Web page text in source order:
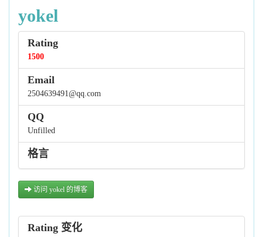
yokel
Rating
1500
Email
2504639491@qq.com
QQ
Unfilled
格言
访问 yokel 的博客
Rating 变化